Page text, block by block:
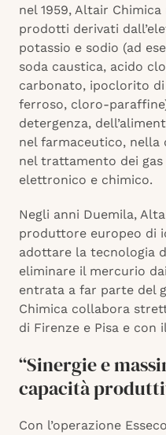
nel 1959, Altair
prodotti derivati
potassio e sodio (ad
soda caustica, acido
carbonato, ipoclorito
ferroso, cloro-
detergenza,
nel farmaceutico, nella
nel trattamento dei
elettronico e chimico.
Negli anni Duemila,
produttore europeo di
adottare la tecnologia
eliminare il mercurio
entrata a far parte del
Chimica collabora
di Firenze e Pisa e con
“Sinergie e
capacità
Con l’operazione